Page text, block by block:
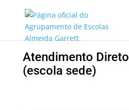
Atendimento
(escola sede)